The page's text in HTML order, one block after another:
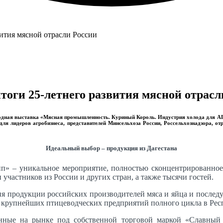
25-летнего развития мясной
выставка «Мясная промышленность. Куриный Король. Индустрия холода для
лидеров агробизнеса, представителей Минсельхоза России,
Идеальный выбор – продукция из Дагестана
– уникальное мероприятие, полностью
из России и других стран, а также тысячи гостей.
продукции российских производителей мяса и яйца и
птицеводческих предприятий полного цикла в
на рынке под собственной торговой маркой